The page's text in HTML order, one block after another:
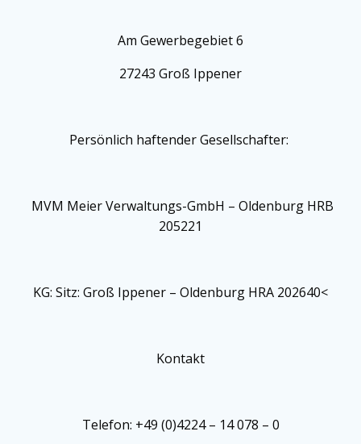
Am Gewerbegebiet 6
27243 Groß Ippener
Persönlich haftender Gesellschafter:
MVM Meier Verwaltungs-GmbH – Oldenburg HRB
205221
KG: Sitz: Groß Ippener – Oldenburg HRA 202640<
Kontakt
Telefon: +49 (0)4224 – 14 078 – 0